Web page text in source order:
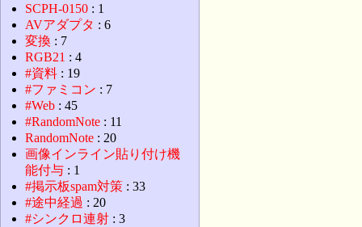
SCPH-0150 : 1
AVアダプタ : 6
変換 : 7
RGB21 : 4
#資料 : 19
#ファミコン : 7
#Web : 45
#RandomNote : 11
RandomNote : 20
画像インライン貼り付け機
能付与 : 1
#掲示板spam対策 : 33
#途中経過 : 20
#シンクロ連射 : 3